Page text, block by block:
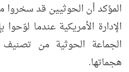
المؤكد أن الحوثيين قد
الإدارة الأمريكية عندما
الجماعة الحوثية من تصنيف
هجماتها.